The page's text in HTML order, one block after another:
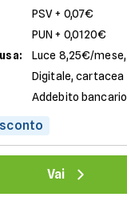
PSV + 0,07€
PUN + 0,0120€
Luce 8,25€/
Digitale, cartacea
Addebito
Vai